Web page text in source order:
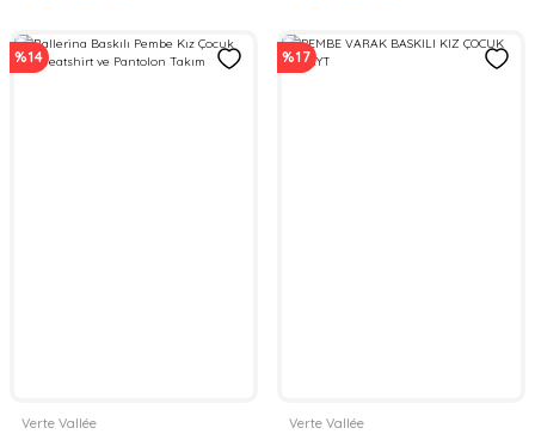
%14
Verte Vallée
%17
Verte Vallée